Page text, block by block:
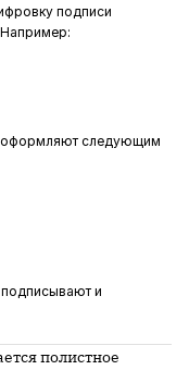
подписи
оформляют следующим
подписывают и
полистное